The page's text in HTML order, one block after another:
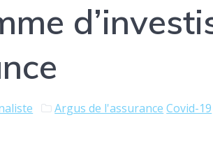
Argus de l'assurance Covid-19